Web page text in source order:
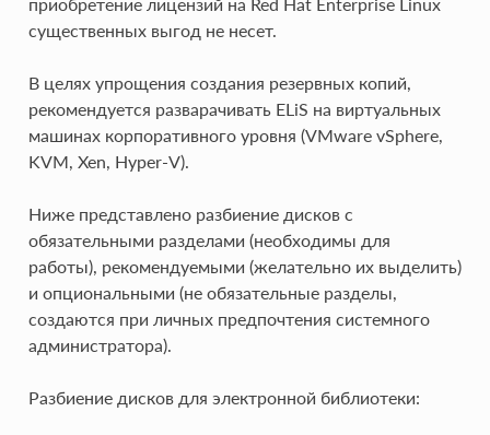
существенных выгод не несет.
В целях упрощения создания резервных копий,
рекомендуется разварачивать ELiS на виртуальных
машинах корпоративного уровня (VMware vSphere,
KVM, Xen, Hyper-V).
Ниже представлено разбиение дисков с
обязательными разделами (необходимы для
работы), рекомендуемыми (желательно их выделить)
и опциональными (не обязательные разделы,
создаются при личных предпочтения системного
администратора).
Разбиение дисков для электронной библиотеки: